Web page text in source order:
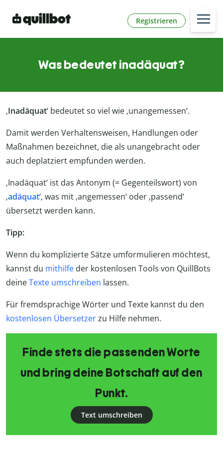
Registrieren
Was bedeutet inadäquat?
‚Inadäquat‘ bedeutet so viel wie ‚unangemessen‘.
Damit werden Verhaltensweisen, Handlungen oder
Maßnahmen bezeichnet, die als unangebracht oder
auch deplatziert empfunden werden.
‚Inadäquat‘ ist das Antonym (= Gegenteilswort) von
‚adäquat‘, was mit ‚angemessen‘ oder ‚passend‘
übersetzt werden kann.
Tipp:
Wenn du komplizierte Sätze umformulieren möchtest,
kannst du mithilfe der kostenlosen Tools von QuillBots
deineTexte umschreiben lassen.
Für fremdsprachige Wörter und Texte kannst du den
kostenlosen Übersetzerzu Hilfe nehmen.
Finde stets die passenden Worte
und bring deine Botschaft auf den
Punkt.
Text umschreiben